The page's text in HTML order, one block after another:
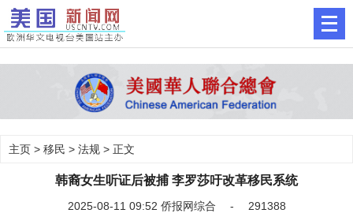
主页 > 移民 > 法规 > 正文
韩裔女生听证后被捕 李罗莎吁改革移民系统
2025-08-11 09:52 侨报网综合 - 291388